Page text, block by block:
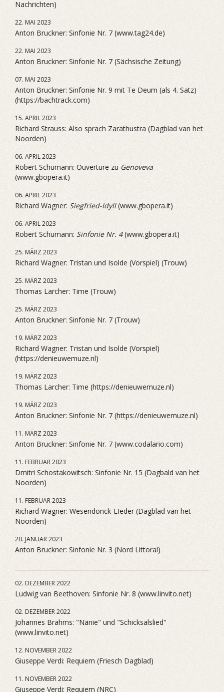
Nachrichten)
22. MAI 2023
Anton Bruckner: Sinfonie Nr. 7 (www.tag24.de)
22. MAI 2023
Anton Bruckner: Sinfonie Nr. 7 (Sächsische Zeitung)
07. MAI 2023
Anton Bruckner: Sinfonie Nr. 9 mit Te Deum (als 4. Satz)
(https://bachtrack.com)
15. APRIL 2023
Richard Strauss: Also sprach Zarathustra (Dagblad van het
Noorden)
06. APRIL 2023
Robert Schumann: Ouverture zu Genoveva
(www.gbopera.it)
06. APRIL 2023
Richard Wagner: Siegfried-Idyll(www.gbopera.it)
06. APRIL 2023
Robert Schumann: Sinfonie Nr. 4(www.gbopera.it)
25. MÄRZ 2023
Richard Wagner: Tristan und Isolde (Vorspiel) (Trouw)
25. MÄRZ 2023
Thomas Larcher: Time (Trouw)
25. MÄRZ 2023
Anton Bruckner: Sinfonie Nr. 7 (Trouw)
19. MÄRZ 2023
Richard Wagner: Tristan und Isolde (Vorspiel)
(https://denieuwemuze.nl)
19. MÄRZ 2023
Thomas Larcher: Time (https://denieuwemuze.nl)
19. MÄRZ 2023
Anton Bruckner: Sinfonie Nr. 7 (https://denieuwemuze.nl)
11. MÄRZ 2023
Anton Bruckner: Sinfonie Nr. 7 (www.codalario.com)
11. FEBRUAR 2023
Dmitri Schostakowitsch: Sinfonie Nr. 15 (Dagbald van het
Noorden)
11. FEBRUAR 2023
Richard Wagner: Wesendonck-LIeder (Dagblad van het
Noorden)
20. JANUAR 2023
Anton Bruckner: Sinfonie Nr. 3 (Nord Littoral)
02. DEZEMBER 2022
Ludwig van Beethoven: Sinfonie Nr. 8 (www.linvito.net)
02. DEZEMBER 2022
Johannes Brahms: "Nänie" und "Schicksalslied"
(www.linvito.net)
12. NOVEMBER 2022
Giuseppe Verdi: Requiem (Friesch Dagblad)
11. NOVEMBER 2022
Giuseppe Verdi: Requiem (NRC)